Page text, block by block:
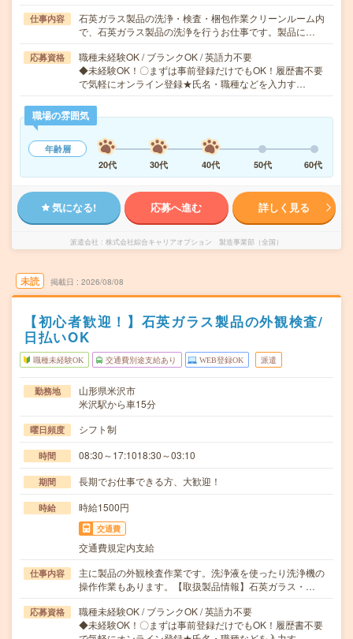
仕事内容
石英ガラス製品の洗浄・検査・梱包作業クリーンルーム内
で、石英ガラス製品の洗浄を行うお仕事です。製品に…
応募資格
職種未経験OK / ブランクOK / 英語力不要
◆未経験OK！〇まずは事前登録だけでもOK！履歴書不要
で気軽にオンライン登録★氏名・職種などを入力す…
職場の雰囲気
年齢層
20代
30代 40代 50代 60代
気になる! 応募へ進む 詳しく見る
派遣会社 株式会社綜合キャリアオプション 製造事業部（全国）
未読 掲載日 2026/08/08
【初心者歓迎！】石英ガラス製品の外観検査/
日払いOK
職種未経験OK 交通費別途支給あり WEB登録OK 派遣
勤務地
山形県米沢市
米沢駅から車15分
曜日頻度 シフト制
時間 08:30～17:1018:30～03:10
期間 長期でお仕事できる方、大歓迎！
時給 時給1500円
交通費
交通費規定内支給
仕事内容
主に製品の外観検査作業です。洗浄液を使ったり洗浄機の
操作作業もあります。【取扱製品情報】石英ガラス・…
応募資格
職種未経験OK / ブランクOK / 英語力不要
◆未経験OK！〇まずは事前登録だけでもOK！履歴書不要